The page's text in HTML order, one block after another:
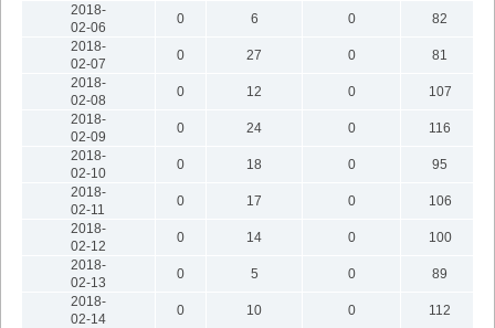
2018-
02-06
0 6 0
82
2018-
02-07
0 27 0
81
2018-
02-08
0 12 0
107
2018-
02-09
0 24 0
116
2018-
02-10
0 18 0
95
2018-
02-11
0 17 0
106
2018-
02-12
0 14 0
100
2018-
02-13
0 5 0
89
2018-
02-14
0 10 0
112